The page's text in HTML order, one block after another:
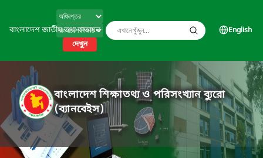
বাংলাদেশ জাতীয় তথ্য বাতায়ন
দেখুন
English
বাংলাদেশ শিক্ষাতথ্য ও পরিসংখ্যান ব্যুরো
(ব্যানবেইস)